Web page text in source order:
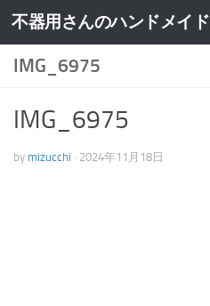
不器用さんのハンドメイド
IMG_6975
IMG_6975
by mizucchi · 2024年11月18日